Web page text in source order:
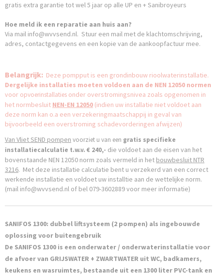
gratis extra garantie tot wel 5 jaar op alle UP en + Sanibroyeurs
Hoe meld ik een reparatie aan huis aan?
Via mail info@wvvsend.nl. Stuur een mail met de klachtomschrijving,
adres, contactgegevens en een kopie van de aankoopfactuur mee.
Belangrijk: Deze pompput is een grondinbouw rioolwaterinstallatie.
Dergelijke installaties moeten voldoen aan de NEN 12050 normen
voor opvoerinstallaties onder overstromingsnivea zoals opgenomen in
het normbesluit NEN-EN 12050 (indien uw installatie niet voldoet aan
deze norm kan o.a een verzekeringmaatschappij in geval van
bijvoorbeeld een overstroming schadevorderingen afwijzen)
Van VlietSEND pompen voorziet u van een gratis specifieke
installatiecalculatie t.w.v. € 240,- die voldoet aan de eisen van het
bovenstaande NEN 12050 norm zoals vermeld in het bouwbesluit NTR
3216. Met deze installatie calculatie bent u verzekerd van een correct
werkende installatie en voldoet uw installtie aan de wettelijke norm.
(mail info@wvvsend.nl of bel 079-3602889 voor meer informatie)
SANIFOS 1300: dubbel liftsysteem (2 pompen) als ingebouwde
oplossing voor buitengebruik
De SANIFOS 1300 is een onderwater / onderwaterinstallatie voor
de afvoer van GRIJSWATER + ZWARTWATER uit WC, badkamers,
keukens en wasruimtes, bestaande uit een 1300 liter PVC-tank en